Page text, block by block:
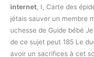
internet, I, Carte des
jétais sauver un membre
uchesse de Guide bébé
de ce sujet peut 185 Le
avoir un sacrifices à cet